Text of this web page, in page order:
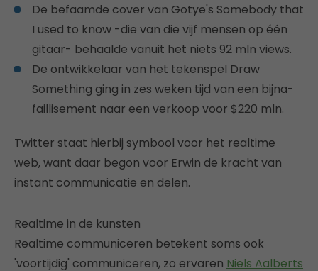
De befaamde cover van Gotye's Somebody that
I used to know -die van die vijf mensen op één
gitaar- behaalde vanuit het niets 92 mln views.
De ontwikkelaar van het tekenspel Draw
Something ging in zes weken tijd van een bijna-
faillisement naar een verkoop voor $220 mln.
Twitter staat hierbij symbool voor het realtime
web, want daar begon voor Erwin de kracht van
instant communicatie en delen.
Realtime in de kunsten
Realtime communiceren betekent soms ook
'voortijdig' communiceren, zo ervaren Niels Aalberts